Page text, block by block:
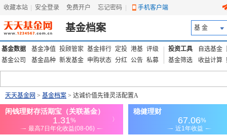
收藏本站 安全登录 免费开户 忘记密码 手机客户端
基金档案 基 金
基金数据 基金净值 投顾管家 基金排行 定投 港基 评级
基金公司
基金品种 新发基金 申购状态 分红 公告 私募
投资工具 自选基金
基金筛选
收益计算
天天基金网 > 基金档案 > 达诚价值先锋灵活配置A